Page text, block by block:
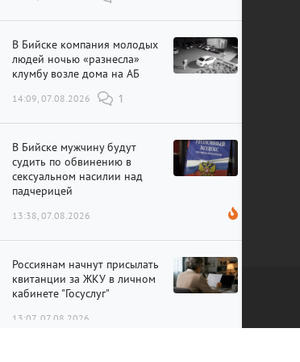
В Бийске компания молодых
людей ночью «разнесла»
клумбу возле дома на АБ
14:09, 07.08.2026 1
В Бийске мужчину будут
судить по обвинению в
сексуальном насилии над
падчерицей
13:38, 07.08.2026
Россиянам начнут присылать
квитанции за ЖКУ в личном
кабинете "Госуслуг"
13:07, 07.08.2026